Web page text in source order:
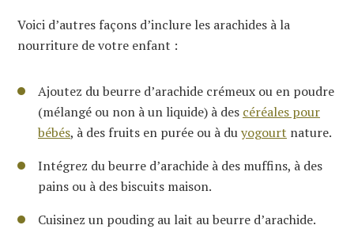
Voici d’autres façons d’inclure les arachides à la
nourriture de votre enfant :
Ajoutez du beurre d’arachide crémeux ou en poudre
(mélangé ou non à un liquide) à des céréales pour
bébés, à des fruits en purée ou à duyogourt nature.
Intégrez du beurre d’arachide à des muffins, à des
pains ou à des biscuits maison.
Cuisinez un pouding au lait au beurre d’arachide.